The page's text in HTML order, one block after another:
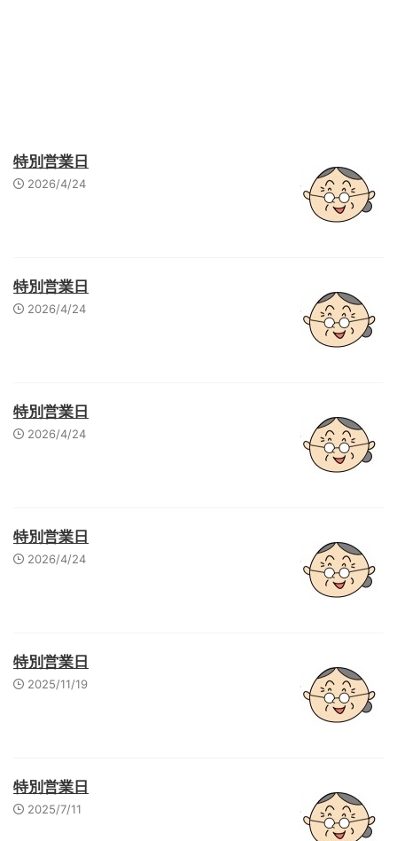
特別営業日
2026/4/24
特別営業日
2026/4/24
特別営業日
2026/4/24
特別営業日
2026/4/24
特別営業日
2025/11/19
特別営業日
2025/7/11